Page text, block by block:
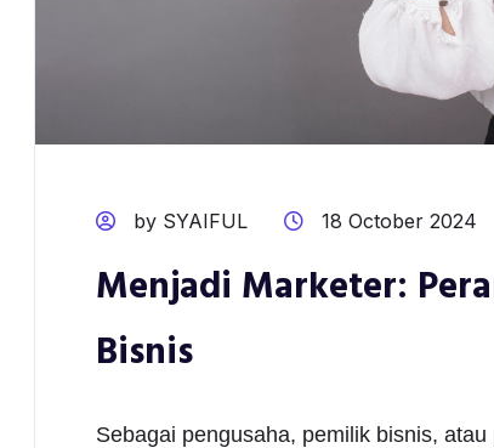
by SYAIFUL 18 October 2024
Menjadi Marketer:
Bisnis
Sebagai pengusaha, pemilik bisnis,